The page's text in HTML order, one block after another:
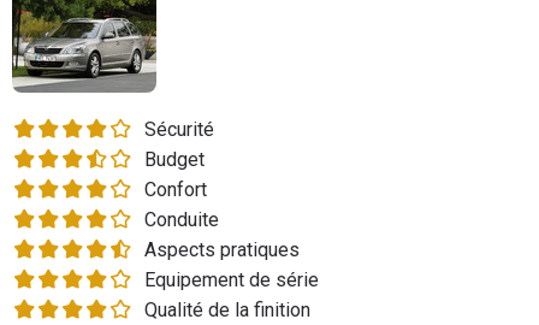
Utilitaires
Flottes
Services
Forum
Moto
Sécurité
Budget
Confort
Conduite
Aspects pratiques
Equipement de série
Qualité de la finition